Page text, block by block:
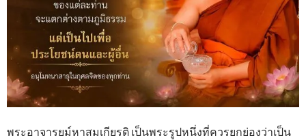
พระอาจารยม์หาสมเกียรติ เป็นพระรูปหนึ่งที่ควรยกย่องว่าเป็น